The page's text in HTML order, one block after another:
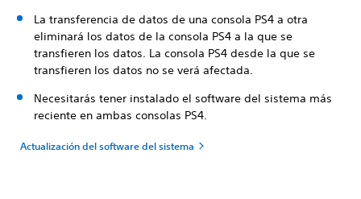
La transferencia de datos de una consola PS4 a otra
eliminará los datos de la consola PS4 a la que se
transfieren los datos. La consola PS4 desde la que se
transfieren los datos no se verá afectada.
Necesitarás tener instalado el software del sistema más
reciente en ambas consolas PS4.
Actualización del software del sistema